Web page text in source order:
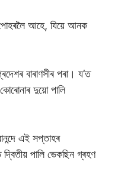
আহে, যিয়ে আনক
বাৰাণসীৰ পৰা। য’ত
দুয়ো পালি
এই সপ্তাহৰ
পালি ভেকছিন গ্ৰহণ